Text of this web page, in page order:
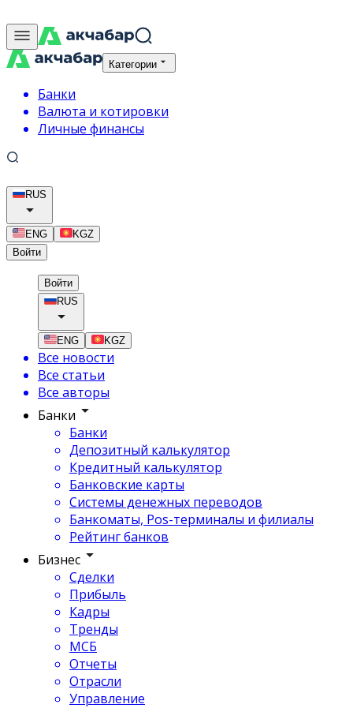
Категории
Банки
Валюта и котировки
Личные финансы
RUS
ENG
KGZ
Войти
Войти
RUS
ENG KGZ
Все новости
Все статьи
Все авторы
Банки
Банки
Депозитный калькулятор
Кредитный калькулятор
Банковские карты
Системы денежных переводов
Банкоматы, Pos-терминалы и филиалы
Рейтинг банков
Бизнес
Сделки
Прибыль
Кадры
Тренды
МСБ
Отчеты
Отрасли
Управление